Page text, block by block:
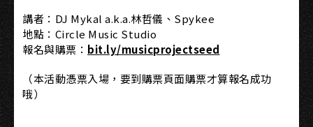
講者：DJ Mykal a.k.a.林哲儀、Spykee
地點：Circle Music Studio
報名與購票： bit.ly/musicprojectseed
（本活動憑票入場，要到購票頁面購票才算報名成功
哦）